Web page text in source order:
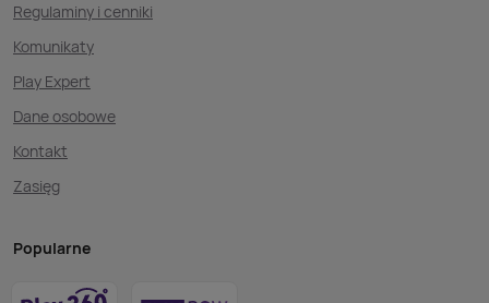
Regulaminy i cenniki
Komunikaty
Play Expert
Dane osobowe
Kontakt
Zasięg
Popularne